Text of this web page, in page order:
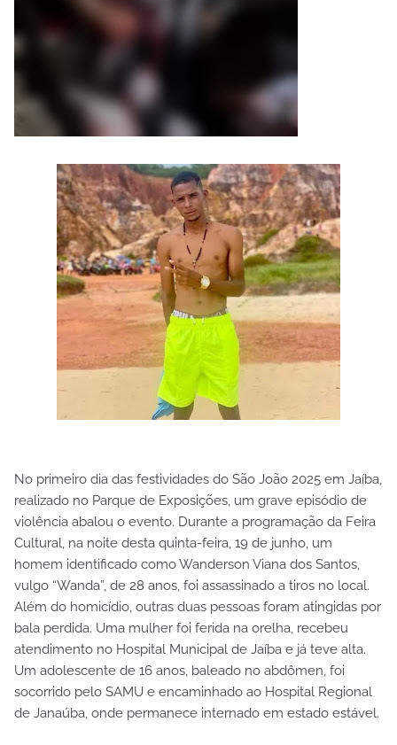
No primeiro dia das festividades do São João 2025 em Jaíba,
realizado no Parque de Exposições, um grave episódio de
violência abalou o evento. Durante a programação da Feira
Cultural, na noite desta quinta-feira, 19 de junho, um
homem identificado como Wanderson Viana dos Santos,
vulgo “Wanda”, de 28 anos, foi assassinado a tiros no local.
Além do homicídio, outras duas pessoas foram atingidas por
bala perdida. Uma mulher foi ferida na orelha, recebeu
atendimento no Hospital Municipal de Jaíba e já teve alta.
Um adolescente de 16 anos, baleado no abdômen, foi
socorrido pelo SAMU e encaminhado ao Hospital Regional
de Janaúba, onde permanece internado em estado estável.